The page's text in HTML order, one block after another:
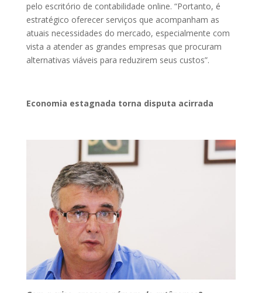
pelo escritório de contabilidade online. “Portanto, é
estratégico oferecer serviços que acompanham as
atuais necessidades do mercado, especialmente com
vista a atender as grandes empresas que procuram
alternativas viáveis para reduzirem seus custos”.
Economia estagnada torna disputa acirrada